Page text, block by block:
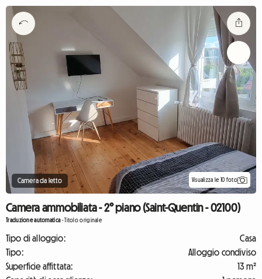
Camera da letto Visualizza le 10 foto
Camera ammobiliata - 2° piano (Saint-Quentin - 02100)
Traduzione automatica-Titolo originale
Tipo di alloggio:
Casa
Tipo:
Alloggio condiviso
Superficie affittata:
13 m²